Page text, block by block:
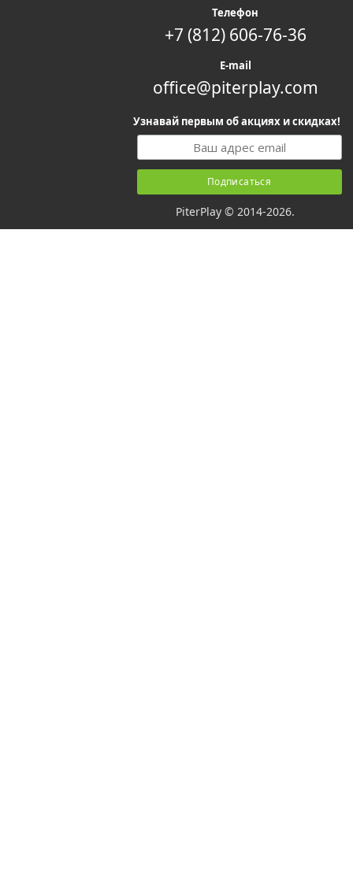
Телефон
+7 (812) 606-76-36
E-mail
office@piterplay.com
Узнавай первым об акциях и скидках!
PiterPlay © 2014-2026.